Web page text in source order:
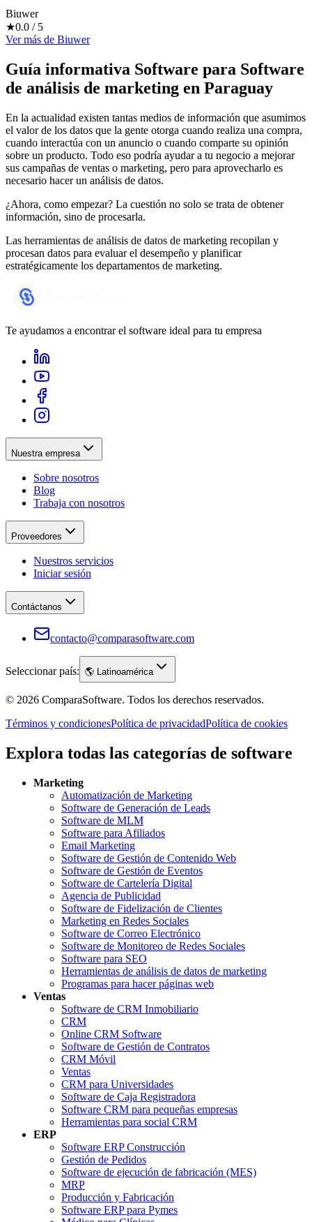
Biuwer
★0.0 / 5
Ver más de Biuwer
Guía informativa Software para Software
de análisis de marketing en Paraguay
En la actualidad existen tantas medios de información que asumimos
el valor de los datos que la gente otorga cuando realiza una compra,
cuando interactúa con un anuncio o cuando comparte su opinión
sobre un producto. Todo eso podría ayudar a tu negocio a mejorar
sus campañas de ventas o marketing, pero para aprovecharlo es
necesario hacer un análisis de datos.
¿Ahora, como empezar? La cuestión no solo se trata de obtener
información, sino de procesarla.
Las herramientas de análisis de datos de marketing recopilan y
procesan datos para evaluar el desempeño y planificar
estratégicamente los departamentos de marketing.
Te ayudamos a encontrar el software ideal para tu empresa
Nuestra empresa
Sobre nosotros
Blog
Trabaja con nosotros
Proveedores
Nuestros servicios
Iniciar sesión
Contáctanos
contacto@comparasoftware.com
Seleccionar país: 🌎 Latinoamérica
© 2026 ComparaSoftware. Todos los derechos reservados.
Términos y condicionesPolítica de privacidadPolítica de cookies
Explora todas las categorías de software
Marketing
Automatización de Marketing
Software de Generación de Leads
Software de MLM
Software para Afiliados
Email Marketing
Software de Gestión de Contenido Web
Software de Gestión de Eventos
Software de Cartelería Digital
Agencia de Publicidad
Software de Fidelización de Clientes
Marketing en Redes Sociales
Software de Correo Electrónico
Software de Monitoreo de Redes Sociales
Software para SEO
Herramientas de análisis de datos de marketing
Programas para hacer páginas web
Ventas
Software de CRM Inmobiliario
CRM
Online CRM Software
Software de Gestión de Contratos
CRM Móvil
Ventas
CRM para Universidades
Software de Caja Registradora
Software CRM para pequeñas empresas
Herramientas para social CRM
ERP
Software ERP Construcción
Gestión de Pedidos
Software de ejecución de fabricación (MES)
MRP
Producción y Fabricación
Software ERP para Pymes